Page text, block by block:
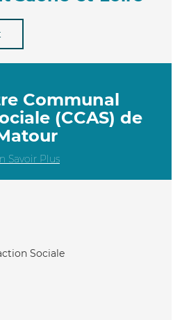
Communal
(CCAS) de
Savoir Plus
Sociale